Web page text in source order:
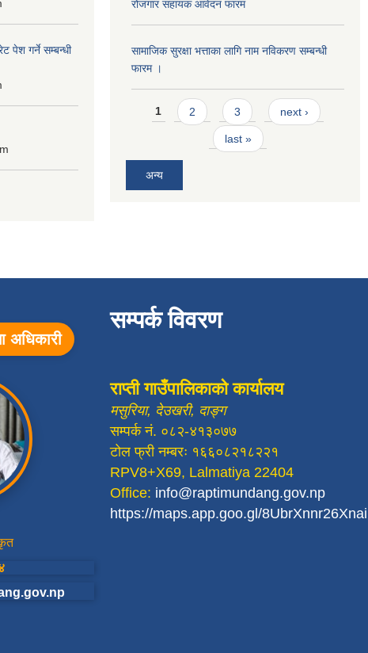
पेश गर्ने सम्बन्धी
रोजगार सहायक आवेदन फारम
सामाजिक सुरक्षा भत्ताका लागि नाम नविकरण सम्बन्धी
फारम ।
Pages
1 2 3 next ›
last »
अन्य
अधिकारी
सम्पर्क विवरण
राप्ती गाउँपालिकाको कार्यालय
मसुरिया, देउखरी, दाङ्ग
सम्पर्क नं. ०८२-४१३०७७
टोल फ्री नम्बरः १६६०८२१८२२१
RPV8+X69, Lalmatiya 22404
Office: info@raptimundang.gov.np
https://maps.app.goo.gl/